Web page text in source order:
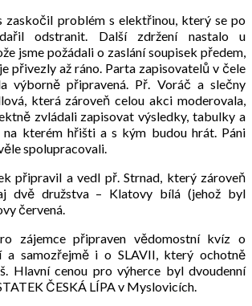
zaskočil problém s elektřinou, který se po
odstranit. Další zdržení nastalo u
jsme požádali o zaslání soupisek předem,
přivezly až ráno. Parta zapisovatelů v čele
výborně připravená. Př. Voráč a slečny
která zároveň celou akci moderovala,
zvládali zapisovat výsledky, tabulky a
na kterém hřišti a s kým budou hrát. Páni
spolupracovali.
připravil a vedl př. Strnad, který zároveň
dvě družstva – Klatovy bílá (jehož byl
červená.
zájemce připraven vědomostní kvíz o
a samozřejmě i o SLAVII, který ochotně
Hlavní cenou pro výherce byl dvoudenní
ČESKÁ LÍPA v Myslovicích.